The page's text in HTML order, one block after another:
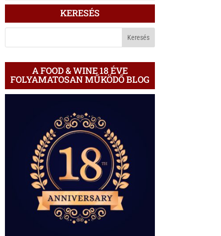
ÍRÁS
BLOGON
KERESÉS
A FOOD & WINE 18 ÉVE
FOLYAMATOSAN MŰKÖDŐ BLOG